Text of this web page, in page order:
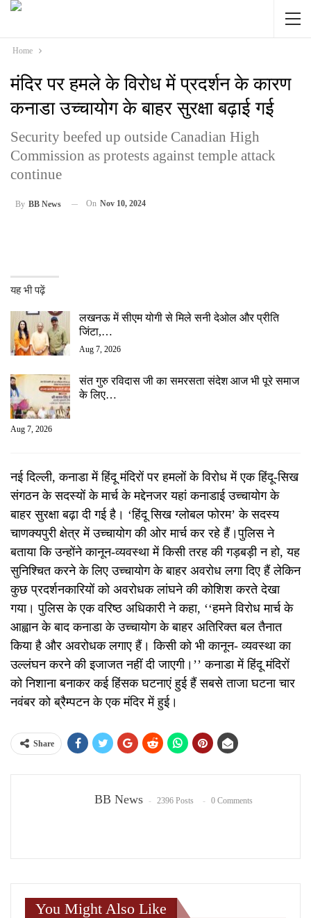
Home
मंदिर पर हमले के विरोध में प्रदर्शन के कारण
कनाडा उच्चायोग के बाहर सुरक्षा बढ़ाई गई
Security beefed up outside Canadian High
Commission as protests against temple attack
continue
By BB News On Nov 10, 2024
यह भी पढ़ें
लखनऊ में सीएम योगी से मिले सनी देओल और प्रीति
जिंटा,…
Aug 7, 2026
संत गुरु रविदास जी का समरसता संदेश आज भी पूरे समाज
के लिए…
Aug 7, 2026
नई दिल्ली, कनाडा में हिंदू मंदिरों पर हमलों के विरोध में एक हिंदू-सिख
संगठन के सदस्यों के मार्च के मद्देनजर यहां कनाडाई उच्चायोग के
बाहर सुरक्षा बढ़ा दी गई है। ‘हिंदू सिख ग्लोबल फोरम’ के सदस्य
चाणक्यपुरी क्षेत्र में उच्चायोग की ओर मार्च कर रहे हैं।पुलिस ने
बताया कि उन्होंने कानून-व्यवस्था में किसी तरह की गड़बड़ी न हो, यह
सुनिश्चित करने के लिए उच्चायोग के बाहर अवरोध लगा दिए हैं लेकिन
कुछ प्रदर्शनकारियों को अवरोधक लांघने की कोशिश करते देखा
गया। पुलिस के एक वरिष्ठ अधिकारी ने कहा, ‘‘हमने विरोध मार्च के
आह्वान के बाद कनाडा के उच्चायोग के बाहर अतिरिक्त बल तैनात
किया है और अवरोधक लगाए हैं। किसी को भी कानून- व्यवस्था का
उल्लंघन करने की इजाजत नहीं दी जाएगी।’’ कनाडा में हिंदू मंदिरों
को निशाना बनाकर कई हिंसक घटनाएं हुई हैं सबसे ताजा घटना चार
नवंबर को ब्रैम्पटन के एक मंदिर में हुई।
Share
BB News 2396 Posts 0 Comments
You Might Also Like